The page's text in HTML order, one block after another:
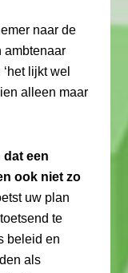
naar de
ambtenaar
lijkt wel
alleen maar
dat een
ook niet zo
uw plan
te
beleid en
als